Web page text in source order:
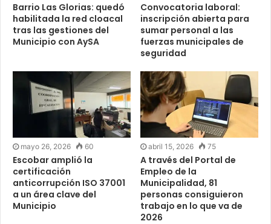
Barrio Las Glorias: quedó
habilitada la red cloacal
tras las gestiones del
Municipio con AySA
Convocatoria laboral:
inscripción abierta para
sumar personal a las
fuerzas municipales de
seguridad
mayo 26, 2026 60
Escobar amplió la
certificación
anticorrupción ISO 37001
a un área clave del
Municipio
abril 15, 2026 75
A través del Portal de
Empleo de la
Municipalidad, 81
personas consiguieron
trabajo en lo que va de
2026